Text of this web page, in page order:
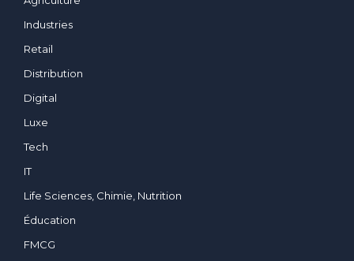
Industries
Retail
Distribution
Digital
Luxe
Tech
IT
Life Sciences, Chimie, Nutrition
Éducation
FMCG